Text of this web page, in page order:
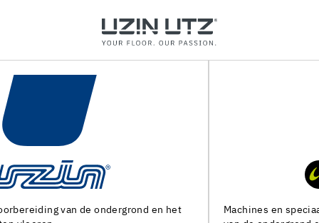
Machines en speciaal gereedschap voor de voorbereiding